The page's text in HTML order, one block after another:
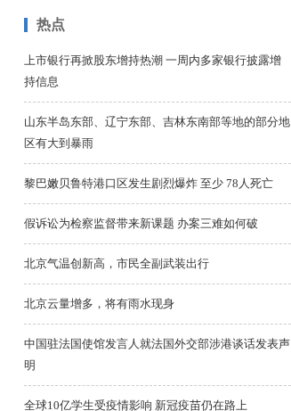
热点
上市银行再掀股东增持热潮 一周内多家银行披露增
持信息
山东半岛东部、辽宁东部、吉林东南部等地的部分地
区有大到暴雨
黎巴嫩贝鲁特港口区发生剧烈爆炸 至少 78人死亡
假诉讼为检察监督带来新课题 办案三难如何破
北京气温创新高，市民全副武装出行
北京云量增多，将有雨水现身
中国驻法国使馆发言人就法国外交部涉港谈话发表声
明
全球10亿学生受疫情影响 新冠疫苗仍在路上